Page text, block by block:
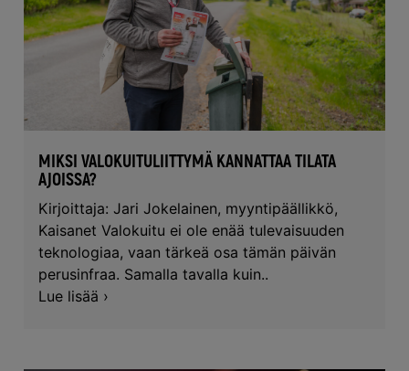
MIKSI VALOKUITULIITTYMÄ KANNATTAA TILATA
AJOISSA?
Kirjoittaja: Jari Jokelainen, myyntipäällikkö,
Kaisanet Valokuitu ei ole enää tulevaisuuden
teknologiaa, vaan tärkeä osa tämän päivän
perusinfraa. Samalla tavalla kuin..
Lue lisää ›